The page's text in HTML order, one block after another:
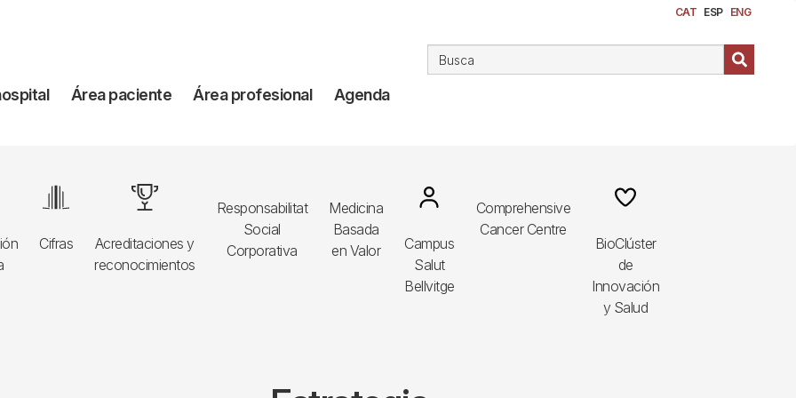
CAT ESP ENG
Área paciente Área profesional Agenda
Cifras
Image
Acreditaciones y
reconocimientos
Image
Responsabilitat
Social
Corporativa
Medicina
Basada
en Valor
Campus
Salut
Bellvitge
Image
Comprehensive
Cancer Centre
BioClúster
de
Innovación
y Salud
Image